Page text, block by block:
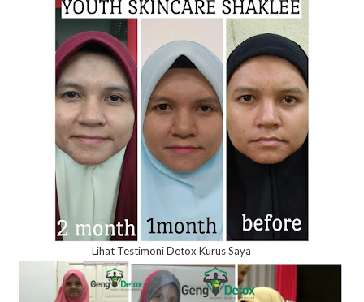
Lihat Testimoni Detox Kurus Saya